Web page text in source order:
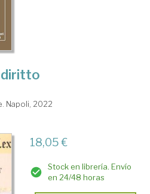
diritto
Napoli, 2022
18,05 €
Stock en librería. Envío
en 24/48 horas